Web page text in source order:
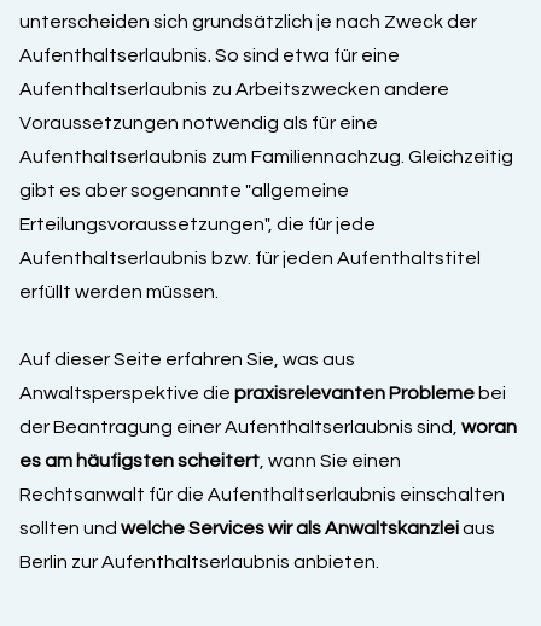
unterscheiden sich grundsätzlich je nach Zweck der
Aufenthaltserlaubnis. So sind etwa für eine
Aufenthaltserlaubnis zu Arbeitszwecken andere
Voraussetzungen notwendig als für eine
Aufenthaltserlaubnis zum Familiennachzug. Gleichzeitig
gibt es aber sogenannte "allgemeine
Erteilungsvoraussetzungen", die für jede
Aufenthaltserlaubnis bzw. für jeden Aufenthaltstitel
erfüllt werden müssen.
Auf dieser Seite erfahren Sie, was aus
Anwaltsperspektive die praxisrelevanten Problemebei
der Beantragung einer Aufenthaltserlaubnis sind, woran
es am häufigsten scheitert, wann Sie einen
Rechtsanwalt für die Aufenthaltserlaubnis einschalten
sollten und welche Services wir als Anwaltskanzleiaus
Berlin zur Aufenthaltserlaubnis anbieten.